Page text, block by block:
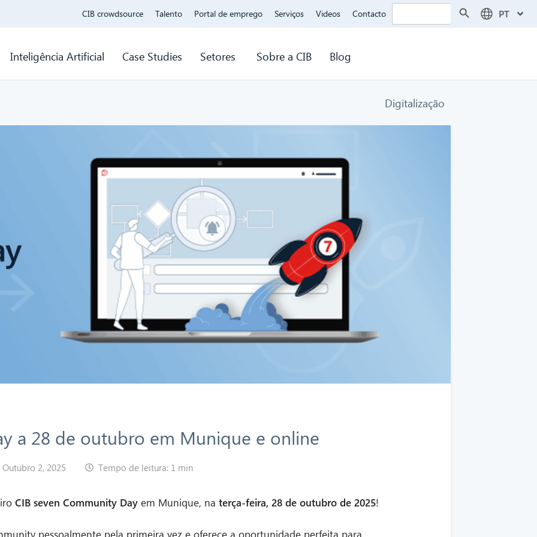
CIB crowdsource Talento Portal de emprego Serviços Videos Contacto Search PT
Inteligência Artificial Case Studies Setores Sobre a CIB Blog
Digitalização
a 28 de outubro em Munique e online
Outubro 2, 2025 Tempo de leitura: 1 min
CIB seven Community Day em Munique, na terça-feira, 28 de outubro de 2025!
pessoalmente pela primeira vez e oferece a oportunidade perfeita para